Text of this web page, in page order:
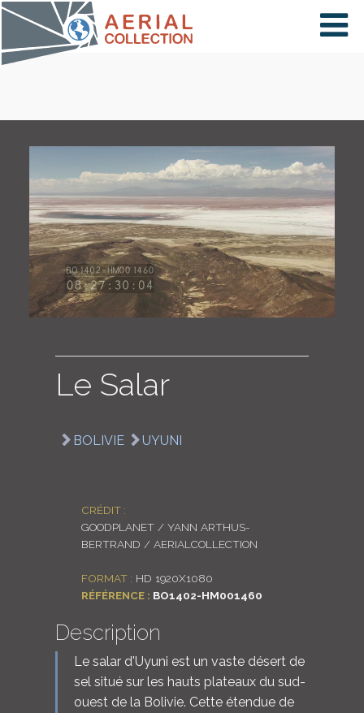
×
PAYS
CARTE
COLLECTIONS
Le Salar
BOLIVIE UYUNI
CRÉDIT :
GOODPLANET / YANN ARTHUS-
BERTRAND / AERIALCOLLECTION
FORMAT : HD 1920X1080
RÉFÉRENCE : BO1402-HM001460
Description
Le salar d'Uyuni est un vaste désert de
sel situé sur les hauts plateaux du sud-
ouest de la Bolivie. Cette étendue de